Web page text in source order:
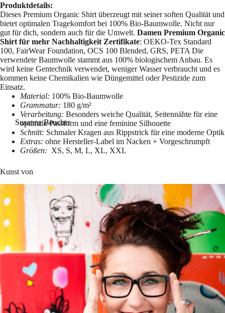
Produktdetails:
Dieses Premium Organic Shirt überzeugt mit seiner soften Qualität und
bietet optimalen Tragekomfort bei 100% Bio-Baumwolle. Nicht nur
gut für dich, sondern auch für die Umwelt. Damen Premium Organic
Shirt für mehr Nachhaltigkeit Zertifikate: OEKO-Tex Standard
100, FairWear Foundation, OCS 100 Blended, GRS, PETA Die
verwendete Baumwolle stammt aus 100% biologischem Anbau. Es
wird keine Gentechnik verwendet, weniger Wasser verbraucht und es
kommen keine Chemikalien wie Düngemittel oder Pestizide zum
Einsatz.
Material: 100% Bio-Baumwolle
Grammatur: 180 g/m²
Verarbeitung: Besonders weiche Qualität, Seitennähte für eine
optimale Passform und eine feminine Silhouette
Schnitt: Schmaler Kragen aus Rippstrick für eine moderne Optik
Extras: ohne Hersteller-Label im Nacken + Vorgeschrumpft
Größen: XS, S, M, L, XL, XXL
Kunst von
Susanne Beucher